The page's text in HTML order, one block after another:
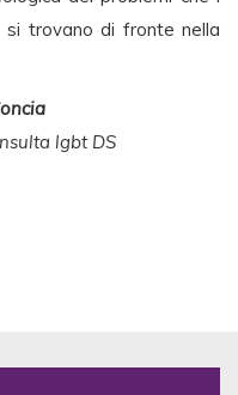
trovano di fronte nella
lgbt DS